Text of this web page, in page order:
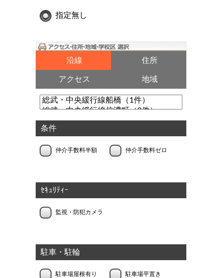
指定無し
沿線 住所
アクセス 地域
条件
仲介手数料半額 仲介手数料ゼロ
ｾｷｭﾘﾃｨｰ
監視・防犯カメラ
駐車・駐輪
駐車場屋根有り 駐車場平置き